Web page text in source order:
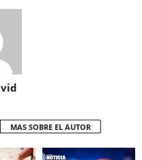
MAS SOBRE EL AUTOR